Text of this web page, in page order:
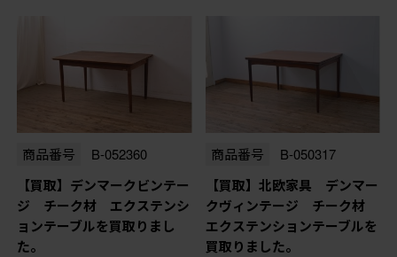
商品番号 B-052360
【買取】デンマークビンテー
ジ チーク材 エクステンシ
ョンテーブルを買取りまし
た。
商品番号 B-050317
【買取】北欧家具 デンマー
クヴィンテージ チーク材
エクステンションテーブルを
買取りました。